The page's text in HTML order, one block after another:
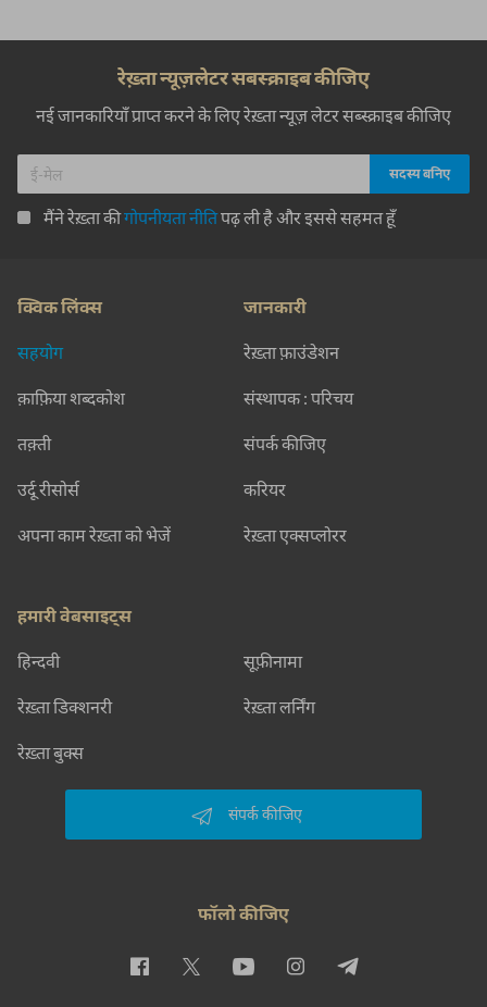
रेख़्ता न्यूज़लेटर सबस्क्राइब कीजिए
नई जानकारियाँ प्राप्त करने के लिए रेख़्ता न्यूज़ लेटर सब्स्क्राइब कीजिए
मैंने रेख़्ता कीगोपनीयता नीतिपढ़ ली है और इससे सहमत हूँ
क्विक लिंक्स
सहयोग
क़ाफ़िया शब्दकोश
तक़्ती
उर्दू रीसोर्स
अपना काम रेख़्ता को भेजें
जानकारी
रेख़्ता फ़ाउंडेशन
संस्थापक : परिचय
संपर्क कीजिए
करियर
रेख़्ता एक्सप्लोरर
हमारी वेबसाइट्स
हिन्दवी सूफ़ीनामा
रेख़्ता डिक्शनरी रेख़्ता लर्निंग
रेख़्ता बुक्स
संपर्क कीजिए
फॉलो कीजिए